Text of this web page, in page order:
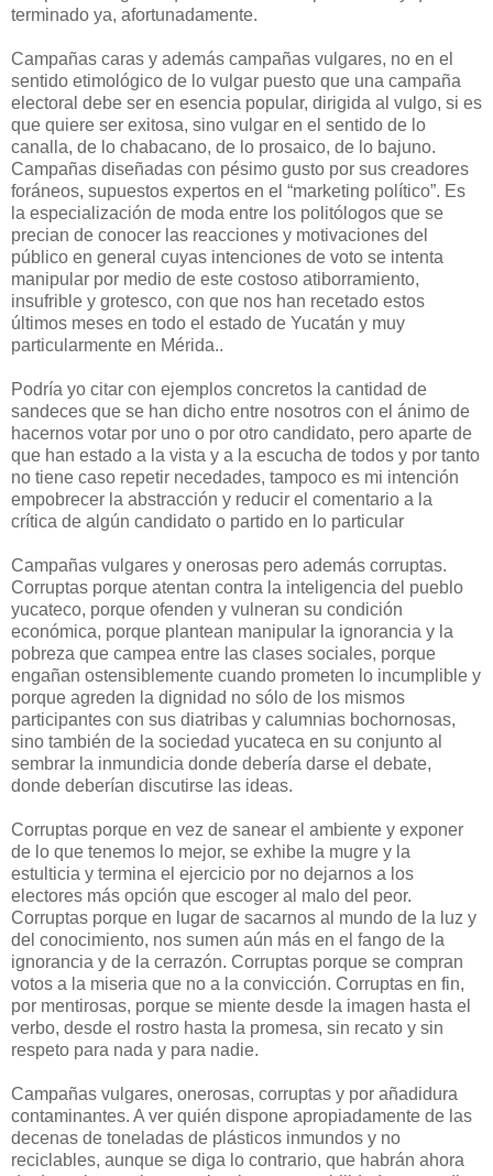
terminado ya, afortunadamente.
Campañas caras y además campañas vulgares, no en el
sentido etimológico de lo vulgar puesto que una campaña
electoral debe ser en esencia popular, dirigida al vulgo, si es
que quiere ser exitosa, sino vulgar en el sentido de lo
canalla, de lo chabacano, de lo prosaico, de lo bajuno.
Campañas diseñadas con pésimo gusto por sus creadores
foráneos, supuestos expertos en el “marketing político”. Es
la especialización de moda entre los politólogos que se
precian de conocer las reacciones y motivaciones del
público en general cuyas intenciones de voto se intenta
manipular por medio de este costoso atiborramiento,
insufrible y grotesco, con que nos han recetado estos
últimos meses en todo el estado de Yucatán y muy
particularmente en Mérida..
Podría yo citar con ejemplos concretos la cantidad de
sandeces que se han dicho entre nosotros con el ánimo de
hacernos votar por uno o por otro candidato, pero aparte de
que han estado a la vista y a la escucha de todos y por tanto
no tiene caso repetir necedades, tampoco es mi intención
empobrecer la abstracción y reducir el comentario a la
crítica de algún candidato o partido en lo particular
Campañas vulgares y onerosas pero además corruptas.
Corruptas porque atentan contra la inteligencia del pueblo
yucateco, porque ofenden y vulneran su condición
económica, porque plantean manipular la ignorancia y la
pobreza que campea entre las clases sociales, porque
engañan ostensiblemente cuando prometen lo incumplible y
porque agreden la dignidad no sólo de los mismos
participantes con sus diatribas y calumnias bochornosas,
sino también de la sociedad yucateca en su conjunto al
sembrar la inmundicia donde debería darse el debate,
donde deberían discutirse las ideas.
Corruptas porque en vez de sanear el ambiente y exponer
de lo que tenemos lo mejor, se exhibe la mugre y la
estulticia y termina el ejercicio por no dejarnos a los
electores más opción que escoger al malo del peor.
Corruptas porque en lugar de sacarnos al mundo de la luz y
del conocimiento, nos sumen aún más en el fango de la
ignorancia y de la cerrazón. Corruptas porque se compran
votos a la miseria que no a la convicción. Corruptas en fin,
por mentirosas, porque se miente desde la imagen hasta el
verbo, desde el rostro hasta la promesa, sin recato y sin
respeto para nada y para nadie.
Campañas vulgares, onerosas, corruptas y por añadidura
contaminantes. A ver quién dispone apropiadamente de las
decenas de toneladas de plásticos inmundos y no
reciclables, aunque se diga lo contrario, que habrán ahora